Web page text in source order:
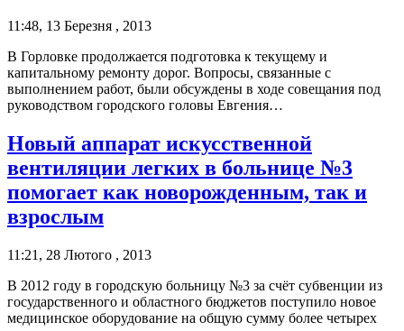
11:48, 13 Березня , 2013
В Горловке продолжается подготовка к текущему и
капитальному ремонту дорог. Вопросы, связанные с
выполнением работ, были обсуждены в ходе совещания под
руководством городского головы Евгения…
Новый аппарат искусственной
вентиляции легких в больнице №3
помогает как новорожденным, так и
взрослым
11:21, 28 Лютого , 2013
В 2012 году в городскую больницу №3 за счёт субвенции из
государственного и областного бюджетов поступило новое
медицинское оборудование на общую сумму более четырех